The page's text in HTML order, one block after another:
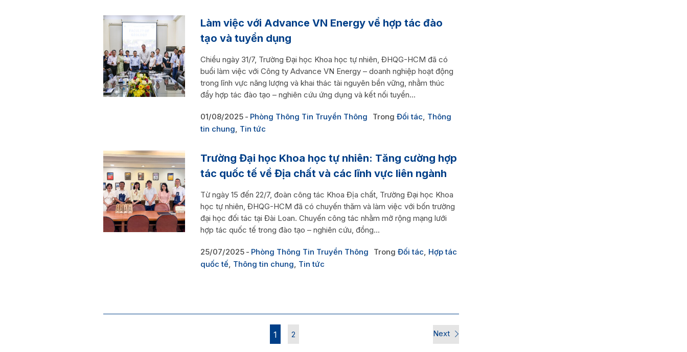
Làm việc với Advance VN Energy về hợp tác đào
tạo và tuyển dụng
Chiều ngày 31/7, Trường Đại học Khoa học tự nhiên, ĐHQG-HCM đã có
buổi làm việc với Công ty Advance VN Energy – doanh nghiệp hoạt động
trong lĩnh vực năng lượng và khai thác tài nguyên bền vững, nhằm thúc
đẩy hợp tác đào tạo – nghiên cứu ứng dụng và kết nối tuyển...
01/08/2025 Phòng Thông Tin Truyền Thông Trong Đối tác, Thông
tin chung, Tin tức
Trường Đại học Khoa học tự nhiên: Tăng cường hợp
tác quốc tế về Địa chất và các lĩnh vực liên ngành
Từ ngày 15 đến 22/7, đoàn công tác Khoa Địa chất, Trường Đại học Khoa
học tự nhiên, ĐHQG-HCM đã có chuyến thăm và làm việc với bốn trường
đại học đối tác tại Đài Loan. Chuyến công tác nhằm mở rộng mạng lưới
hợp tác quốc tế trong đào tạo – nghiên cứu, đồng...
25/07/2025 Phòng Thông Tin Truyền Thông Trong Đối tác, Hợp tác
quốc tế, Thông tin chung, Tin tức
1 2 Next